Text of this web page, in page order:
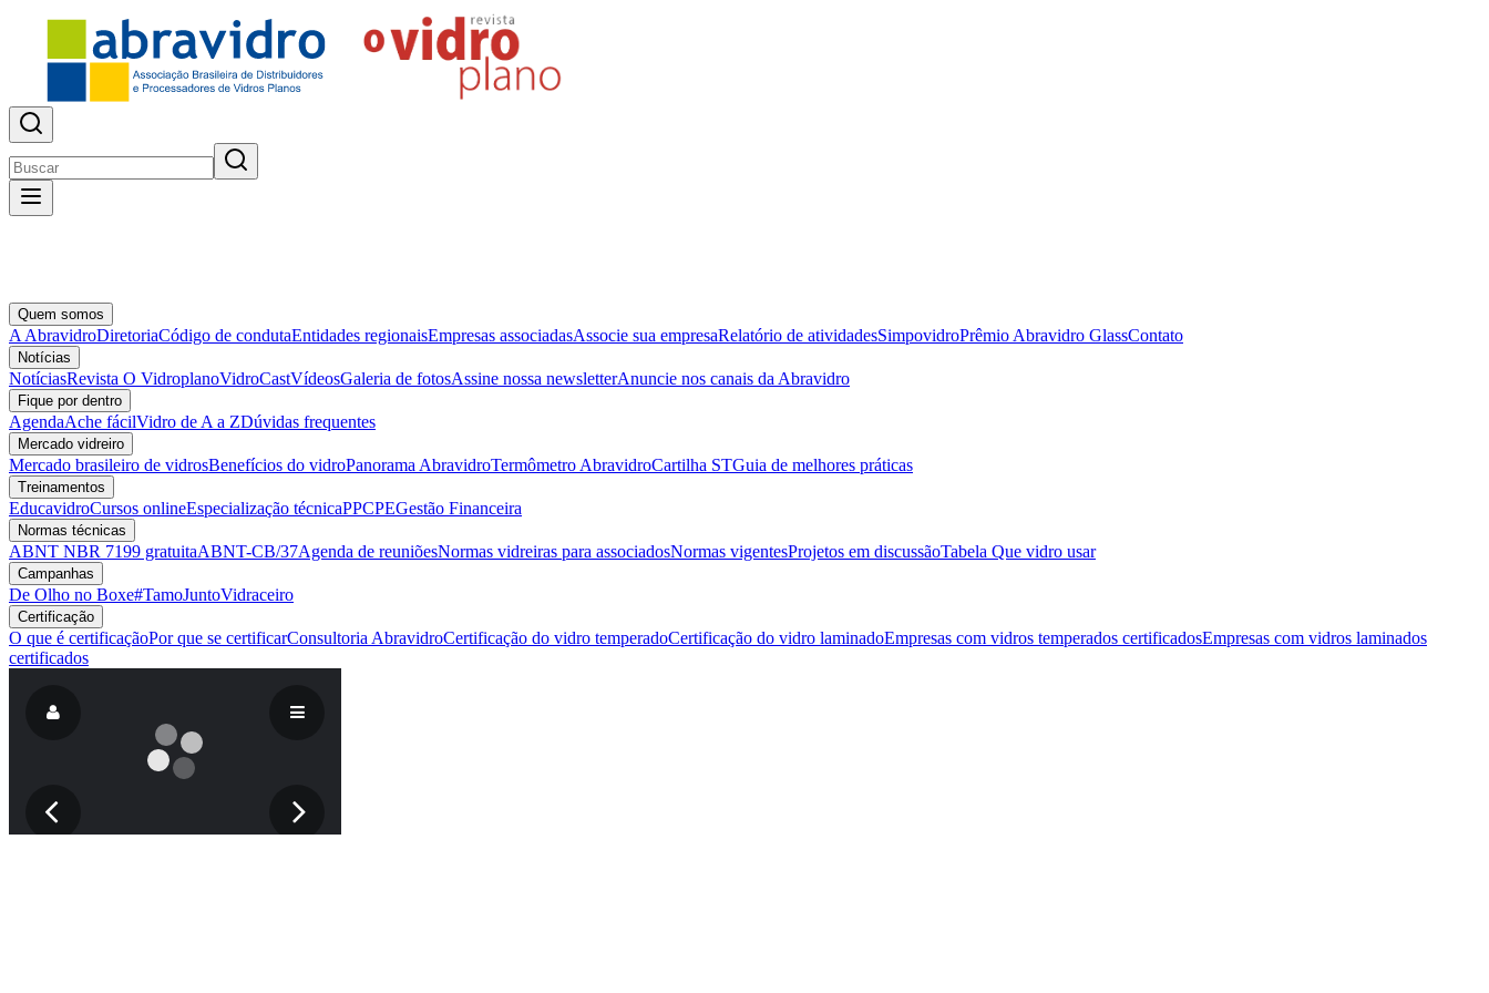
Quem somos
A AbravidroDiretoriaCódigo de condutaEntidades regionaisEmpresas associadasAssocie sua empresaRelatório de atividadesSimpovidroPrêmio Abravidro GlassContato
Notícias
NotíciasRevista O VidroplanoVidroCastVídeosGaleria de fotosAssine nossa newsletterAnuncie nos canais da Abravidro
Fique por dentro
AgendaAche fácilVidro de A a ZDúvidas frequentes
Mercado vidreiro
Mercado brasileiro de vidrosBenefícios do vidroPanorama AbravidroTermômetro AbravidroCartilha STGuia de melhores práticas
Treinamentos
EducavidroCursos onlineEspecialização técnicaPPCPEGestão Financeira
Normas técnicas
ABNT NBR 7199 gratuitaABNT-CB/37Agenda de reuniõesNormas vidreiras para associadosNormas vigentesProjetos em discussãoTabela Que vidro usar
Campanhas
De Olho no Boxe#TamoJuntoVidraceiro
Certificação
O que é certificaçãoPor que se certificarConsultoria AbravidroCertificação do vidro temperadoCertificação do vidro laminadoEmpresas com vidros temperados certificadosEmpresas com vidros laminados
certificados